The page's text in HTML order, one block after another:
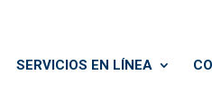
SERVICIOS EN LÍNEA